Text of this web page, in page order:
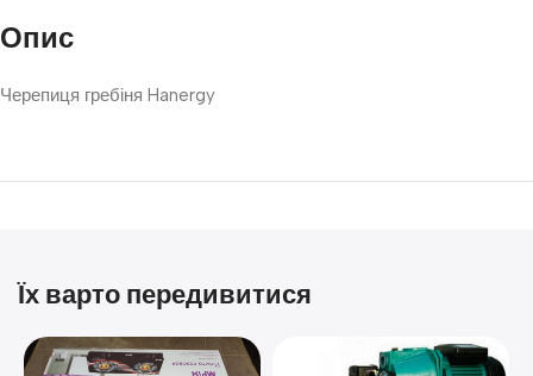
Опис
Черепиця гребіня Hanergy
Їх варто передивитися